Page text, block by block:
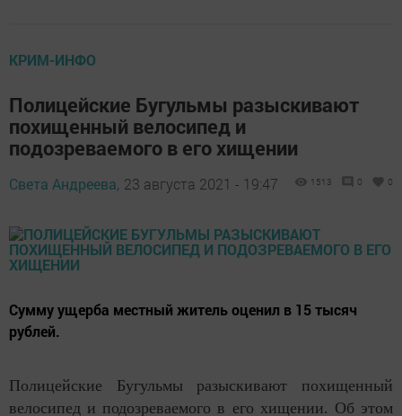
КРИМ-ИНФО
Полицейские Бугульмы разыскивают
похищенный велосипед и
подозреваемого в его хищении
Света Андреева, 23 августа 2021 - 19:47 1513 0 0
Сумму ущерба местный житель оценил в 15 тысяч
рублей.
Полицейские Бугульмы разыскивают похищенный
велосипед и подозреваемого в его хищении. Об этом